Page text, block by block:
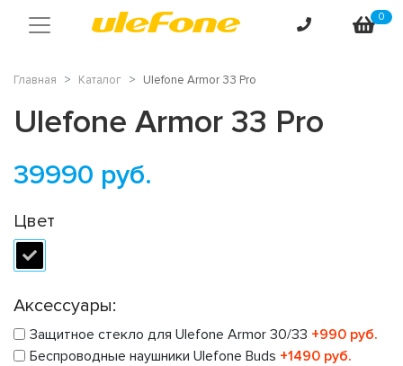
0
Главная Каталог Ulefone Armor 33 Pro
Ulefone Armor 33 Pro
39990 руб.
Цвет
Аксессуары:
Защитное стекло для Ulefone Armor 30/33 +990 руб.
Беспроводные наушники Ulefone Buds +1490 руб.